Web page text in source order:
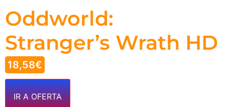
Oddworld:
Stranger’s Wrath HD
18,58€
IR A OFERTA